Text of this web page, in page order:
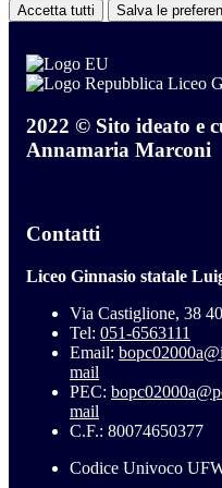
Accetta tutti Salva le
Liceo
2022 © Sito ideato e
Annamaria Marconi
Contatti
Liceo Ginnasio statale
Via Castiglione, 38
Tel: 051-6563111
Email:
mail
PEC:
mail
C.F.: 80074650377
Codice Univoco